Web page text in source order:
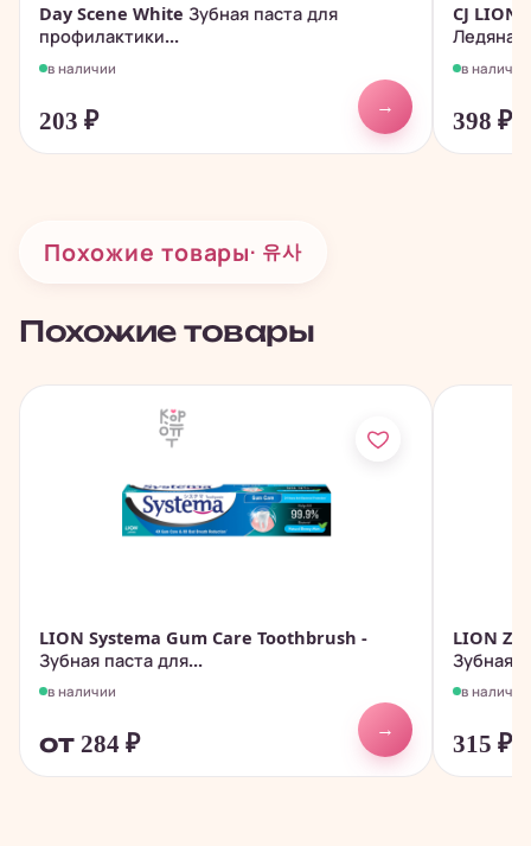
Day Scene White Зубная паста для
профилактики...
в наличии
203 ₽
→
CJ LION
в наличии
398₽
Похожие товары· 유사
Похожие товары
LION Systema Gum Care Toothbrush -
Зубная паста для...
в наличии
от 284 ₽
→
LION
Зубная
в наличии
315₽